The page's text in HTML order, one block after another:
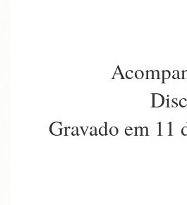
Gravado em 11